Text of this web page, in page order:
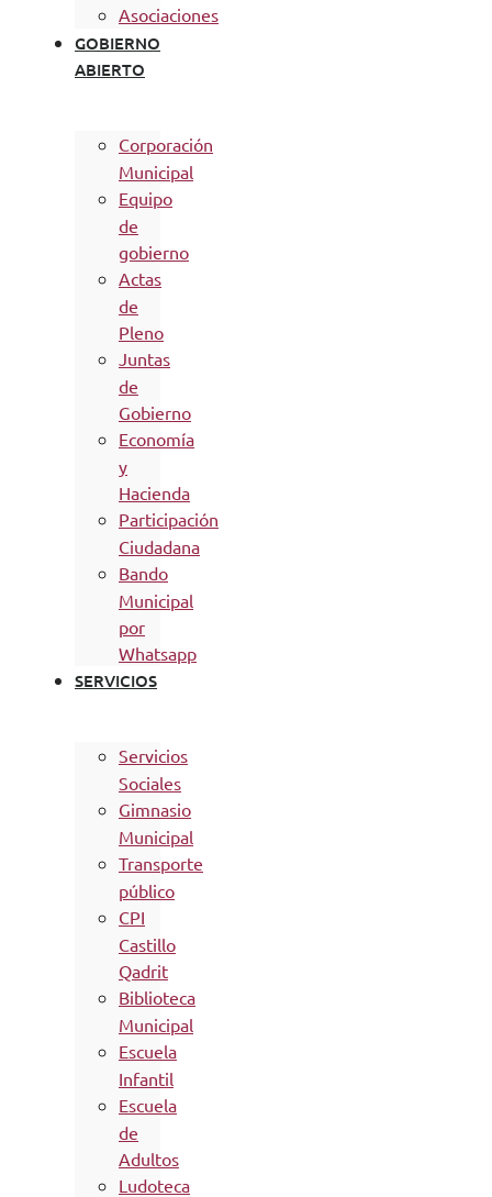
Asociaciones
GOBIERNO
ABIERTO
Corporación
Municipal
Equipo
de
gobierno
Actas
de
Pleno
Juntas
de
Gobierno
Economía
y
Hacienda
Participación
Ciudadana
Bando
Municipal
por
Whatsapp
SERVICIOS
Servicios
Sociales
Gimnasio
Municipal
Transporte
público
CPI
Castillo
Qadrit
Biblioteca
Municipal
Escuela
Infantil
Escuela
de
Adultos
Ludoteca